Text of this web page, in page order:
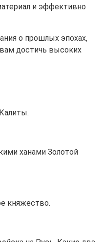
и эффективно
о прошлых эпохах,
достичь высоких
ханами Золотой
княжество.